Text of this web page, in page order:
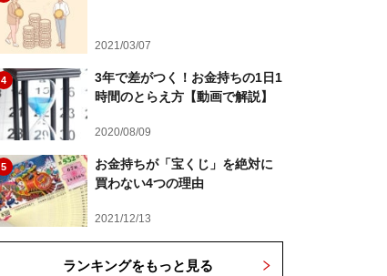
2021/03/07
4
3年で差がつく！お金持ちの1日1
時間のとらえ方【動画で解説】
2020/08/09
5
お金持ちが「宝くじ」を絶対に
買わない4つの理由
2021/12/13
ランキングをもっと見る